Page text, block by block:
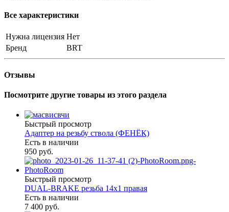
Все характеристики
Нужна лицензия Нет
Бренд
BRT
Отзывы
Посмотрите другие товары из этого раздела
Быстрый просмотр
Адаптер на резьбу ствола (ФЕНЁК)
Есть в наличии
950 руб.
Быстрый просмотр
DUAL-BRAKE резьба 14х1 правая
Есть в наличии
7 400 руб.